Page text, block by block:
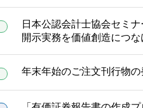
日本公認会計士協会セミ
開示実務を価値創造につ
年末年始のご注文刊行物の